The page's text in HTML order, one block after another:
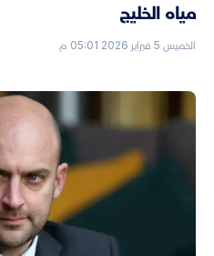
مياه الخليج
الخميس 5 فبراير 2026 05:01 م